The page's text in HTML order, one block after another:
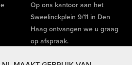
Op ons kantoor aan het
Sweelinckplein 9/11 in Den
Haag ontvangen we u graag
op afspraak.